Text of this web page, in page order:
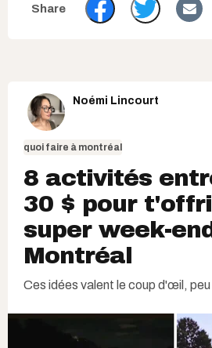
Noémi Lincourt
quoi faire à montréal
8 activités
30 $ pour
super week-
Montréal
Ces idées valent le coup d'œil,